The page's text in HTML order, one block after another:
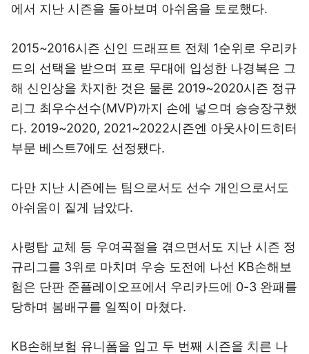
에서 지난 시즌을 돌아보며 아쉬움을 토로했다.
2015~2016시즌 신인 드래프트 전체 1순위로 우리카
드의 선택을 받으며 프로 무대에 입성한 나경복은 그
해 신인상을 차지한 것은 물론 2019~2020시즌 정규
리그 최우수선수(MVP)까지 손에 넣으며 승승장구했
다. 2019~2020, 2021~2022시즌엔 아웃사이드히터
부문 베스트7에도 선정됐다.
다만 지난 시즌에는 팀으로서도 선수 개인으로서도
아쉬움이 짙게 남았다.
사령탑 교체 등 우여곡절을 겪으면서도 지난 시즌 정
규리그를 3위로 마치며 우승 도전에 나선 KB손해보
험은 단판 준플레이오프에서 우리카드에 0-3 완패를
당하며 봄배구를 일찍이 마쳤다.
KB손해보험 유니폼을 입고 두 번째 시즌을 치른 나